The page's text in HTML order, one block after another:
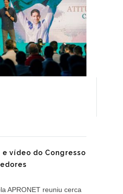
vídeo do Congresso
APRONET reuniu cerca